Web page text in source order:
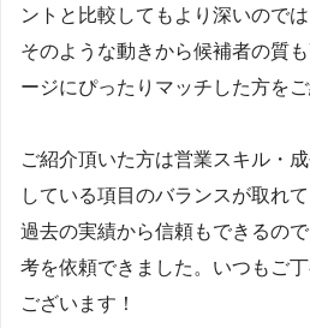
ントと比較してもより深いのでは
そのような動きから候補者の質
ージにぴったりマッチした方をご
ご紹介頂いた方は営業スキル・
している項目のバランスが取れ
過去の実績から信頼もできるの
考を依頼できました。いつもご
ございます！